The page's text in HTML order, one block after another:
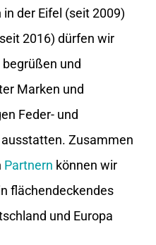
der Eifel (seit 2009)
2016) dürfen wir
begrüßen und
Marken und
Feder- und
Zusammen
Partnern können wir
flächendeckendes
und Europa